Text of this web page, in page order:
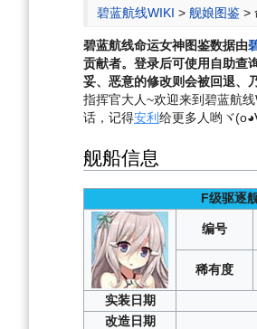
碧蓝航线WIKI > 舰娘图鉴 >
碧蓝航线命运女神图鉴数据由
贡献者。登录后可使用自助查
妥、恶意的修改则会被回退、
指挥官大人~欢迎来到碧蓝航
话，记得安利 给更多人哟ヾ
舰船信息
F级驱逐
编号
稀有度
实装日期
改造日期